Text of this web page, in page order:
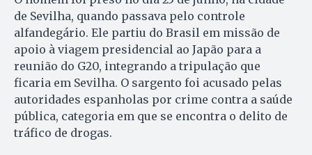
de Sevilha, quando passava pelo controle
alfandegário. Ele partiu do Brasil em missão de
apoio à viagem presidencial ao Japão para a
reunião do G20, integrando a tripulação que
ficaria em Sevilha. O sargento foi acusado pelas
autoridades espanholas por crime contra a saúde
pública, categoria em que se encontra o delito de
tráfico de drogas.